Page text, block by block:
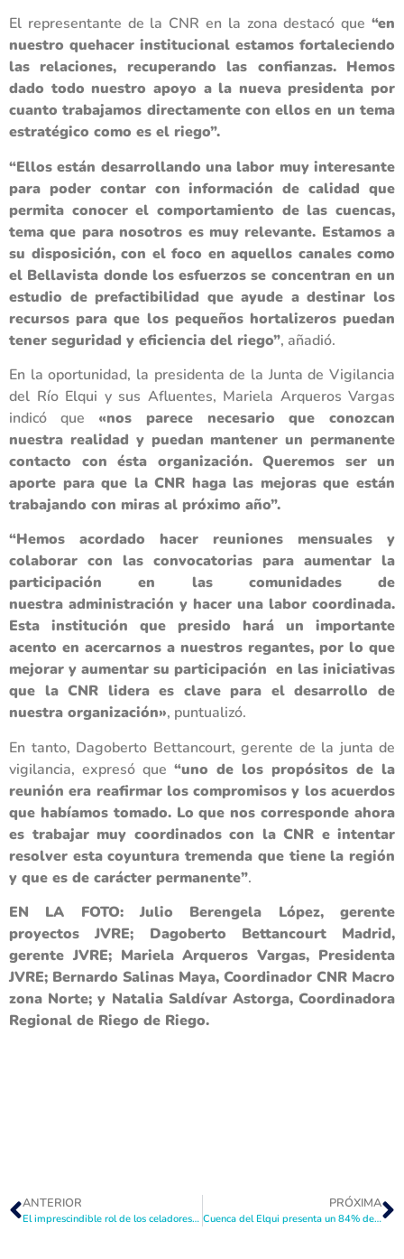
El representante de la CNR en la zona destacó que “en
nuestro quehacer institucional estamos fortaleciendo
las relaciones, recuperando las confianzas. Hemos
dado todo nuestro apoyo a la nueva presidenta por
cuanto trabajamos directamente con ellos en un tema
estratégico como es el riego”.
“Ellos están desarrollando una labor muy interesante
para poder contar con información de calidad que
permita conocer el comportamiento de las cuencas,
tema que para nosotros es muy relevante. Estamos a
su disposición, con el foco en aquellos canales como
el Bellavista donde los esfuerzos se concentran en un
estudio de prefactibilidad que ayude a destinar los
recursos para que los pequeños hortalizeros puedan
tener seguridad y eficiencia del riego”, añadió.
En la oportunidad, la presidenta de la Junta de Vigilancia
del Río Elqui y sus Afluentes, Mariela Arqueros Vargas
indicó que «nos parece necesario que conozcan
nuestra realidad y puedan mantener un permanente
contacto con ésta organización. Queremos ser un
aporte para que la CNR haga las mejoras que están
trabajando con miras al próximo año”.
“Hemos acordado hacer reuniones mensuales y
colaborar con las convocatorias para aumentar la
participación en las comunidades de
nuestra administración y hacer una labor coordinada.
Esta institución que presido hará un importante
acento en acercarnos a nuestros regantes, por lo que
mejorar y aumentar su participación en las iniciativas
que la CNR lidera es clave para el desarrollo de
nuestra organización», puntualizó.
En tanto, Dagoberto Bettancourt, gerente de la junta de
vigilancia, expresó que “uno de los propósitos de la
reunión era reafirmar los compromisos y los acuerdos
que habíamos tomado. Lo que nos corresponde ahora
es trabajar muy coordinados con la CNR e intentar
resolver esta coyuntura tremenda que tiene la región
y que es de carácter permanente”.
EN LA FOTO: Julio Berengela López, gerente
proyectos JVRE; Dagoberto Bettancourt Madrid,
gerente JVRE; Mariela Arqueros Vargas, Presidenta
JVRE; Bernardo Salinas Maya, Coordinador CNR Macro
zona Norte; y Natalia Saldívar Astorga, Coordinadora
Regional de Riego de Riego.
ANTERIOR
El imprescindible rol de los celadores en la cuenca del Elqui
PRÓXIMA
Cuenca del Elqui presenta un 84% de déficit de nieve caída respecto de un año normal